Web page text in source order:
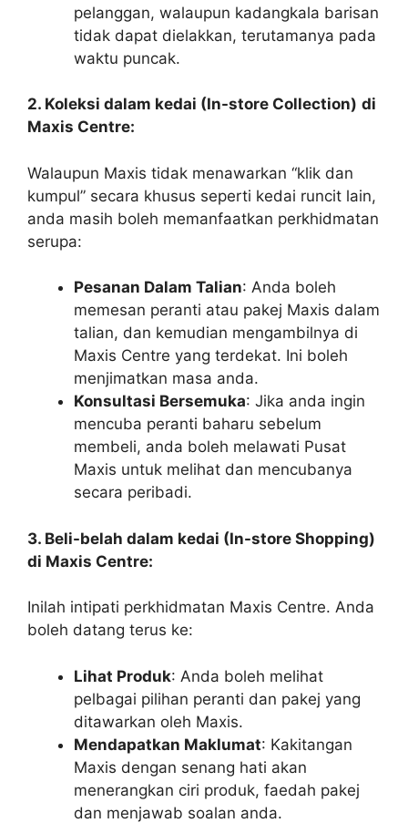
pelanggan, walaupun kadangkala barisan
tidak dapat dielakkan, terutamanya pada
waktu puncak.
2. Koleksi dalam kedai (In-store Collection) di
Maxis Centre:
Walaupun Maxis tidak menawarkan “klik dan
kumpul” secara khusus seperti kedai runcit lain,
anda masih boleh memanfaatkan perkhidmatan
serupa:
Pesanan Dalam Talian: Anda boleh
memesan peranti atau pakej Maxis dalam
talian, dan kemudian mengambilnya di
Maxis Centre yang terdekat. Ini boleh
menjimatkan masa anda.
Konsultasi Bersemuka: Jika anda ingin
mencuba peranti baharu sebelum
membeli, anda boleh melawati Pusat
Maxis untuk melihat dan mencubanya
secara peribadi.
3. Beli-belah dalam kedai (In-store Shopping)
di Maxis Centre:
Inilah intipati perkhidmatan Maxis Centre. Anda
boleh datang terus ke:
Lihat Produk: Anda boleh melihat
pelbagai pilihan peranti dan pakej yang
ditawarkan oleh Maxis.
Mendapatkan Maklumat: Kakitangan
Maxis dengan senang hati akan
menerangkan ciri produk, faedah pakej
dan menjawab soalan anda.